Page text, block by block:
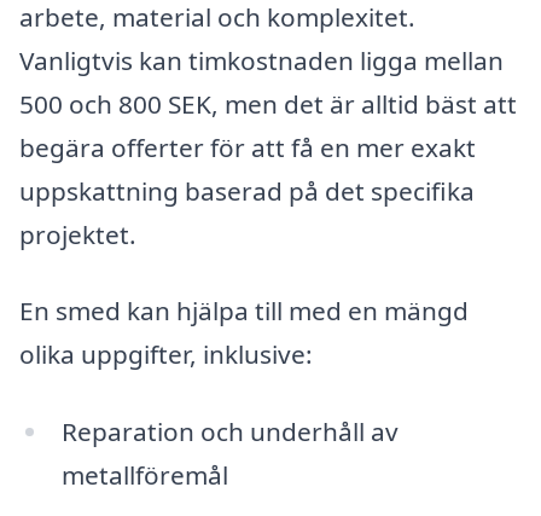
arbete, material och komplexitet.
Vanligtvis kan timkostnaden ligga mellan
500 och 800 SEK, men det är alltid bäst att
begära offerter för att få en mer exakt
uppskattning baserad på det specifika
projektet.
En smed kan hjälpa till med en mängd
olika uppgifter, inklusive:
Reparation och underhåll av
metallföremål